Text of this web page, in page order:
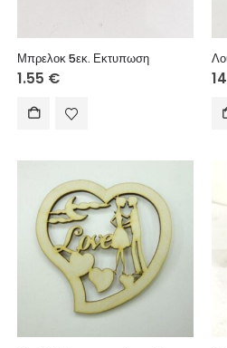
Μπρελοκ 5εκ. Εκτυπωση
1.55 €